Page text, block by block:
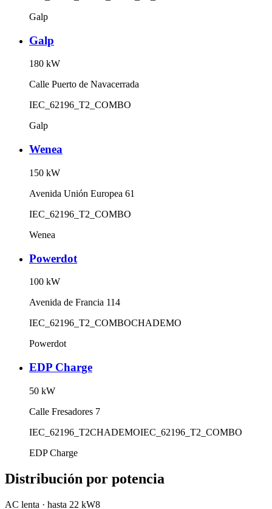
Galp
Galp
180 kW
Calle Puerto de Navacerrada
IEC_62196_T2_COMBO
Galp
Wenea
150 kW
Avenida Unión Europea 61
IEC_62196_T2_COMBO
Wenea
Powerdot
100 kW
Avenida de Francia 114
IEC_62196_T2_COMBOCHADEMO
Powerdot
EDP Charge
50 kW
Calle Fresadores 7
IEC_62196_T2CHADEMOIEC_62196_T2_COMBO
EDP Charge
Distribución por potencia
AC lenta · hasta 22 kW8